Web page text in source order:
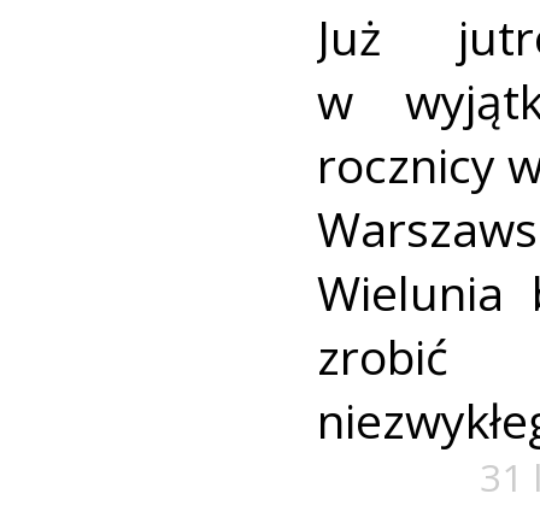
Już
w
rocznicy
Wielunia
zrobić
31